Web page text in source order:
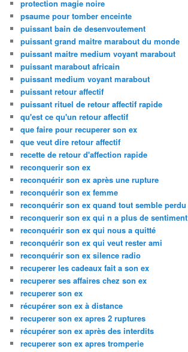
protection magie noire
psaume pour tomber enceinte
puissant bain de desenvoutement
puissant grand maitre marabout du monde
puissant maitre medium voyant marabout
puissant marabout africain
puissant medium voyant marabout
puissant retour affectif
puissant rituel de retour affectif rapide
qu'est ce qu'un retour affectif
que faire pour recuperer son ex
que veut dire retour affectif
recette de retour d'affection rapide
reconquerir son ex
reconquérir son ex après une rupture
reconquérir son ex femme
reconquérir son ex quand tout semble perdu
reconquerir son ex qui n a plus de sentiment
reconquérir son ex qui nous a quitté
reconquérir son ex qui veut rester ami
reconquérir son ex silence radio
recuperer les cadeaux fait a son ex
recuperer ses affaires chez son ex
recuperer son ex
récupérer son ex à distance
recuperer son ex apres 2 ruptures
récupérer son ex après des interdits
recuperer son ex apres tromperie